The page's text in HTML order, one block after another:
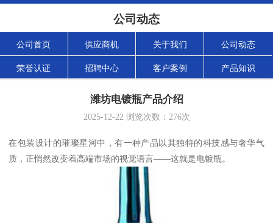
公司动态
公司首页 供应商机 关于我们 公司动态
荣誉认证 招聘中心 客户案例 产品知识
潍坊电镀瓶产品介绍
2025-12-22浏览次数： 276次
在包装设计的璀璨星河中，有一种产品以其独特的科技感与奢华气
质，正悄然改变着高端市场的视觉语言——这就是电镀瓶。